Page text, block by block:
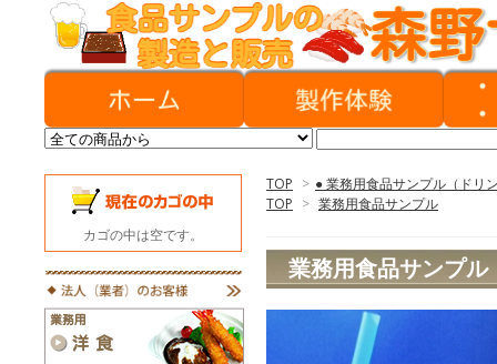
TOP > ● 業務用食品サンプル（ドリ
TOP > 業務用食品サンプル
業務用食品サンプ
カゴの中は空です。